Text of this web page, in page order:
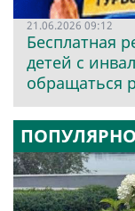
21.06.2026 09:12
Бесплатная
детей с
обращаться